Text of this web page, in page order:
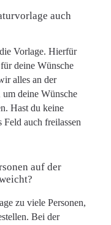
auch
Vorlage. Hierfür
deine Wünsche
alles an der
deine Wünsche
Hast du keine
Feld auch freilassen
auf der
zu viele Personen,
Bei der